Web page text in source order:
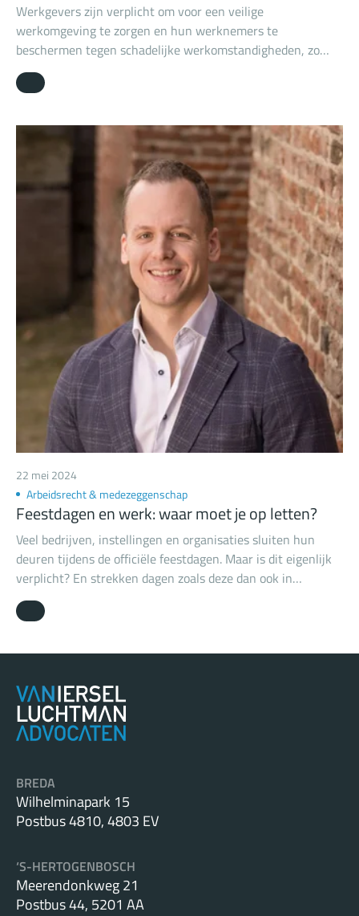
Werkgevers zijn verplicht om voor een veilige
werkomgeving te zorgen en hun werknemers te
beschermen tegen schadelijke werkomstandigheden, zo
volgt uit de wet. In de praktijk blijkt naleving van deze
zorgplicht niet altijd even eenvoudig. Een recente uitspraak
maar eens.
22 mei 2024
Arbeidsrecht & medezeggenschap
Feestdagen en werk: waar moet je op letten?
Veel bedrijven, instellingen en organisaties sluiten hun
deuren tijdens de officiële feestdagen. Maar is dit eigenlijk
verplicht? En strekken dagen zoals deze dan ook in
mindering op het saldo vakantiedagen? In dit artikel
bespreek ik kort de ins en outs van officiële feestdagen in
BREDA
Wilhelminapark 15
Postbus 4810, 4803 EV
‘S-HERTOGENBOSCH
Meerendonkweg 21
Postbus 44, 5201 AA